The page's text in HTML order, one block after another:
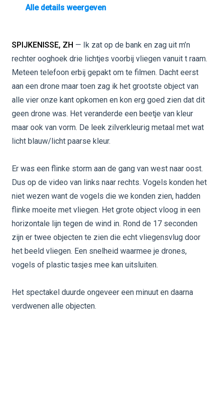
Alle details weergeven
SPIJKENISSE, ZH — Ik zat op de bank en zag uit m’n
rechter ooghoek drie lichtjes voorbij vliegen vanuit t raam.
Meteen telefoon erbij gepakt om te filmen. Dacht eerst
aan een drone maar toen zag ik het grootste object van
alle vier onze kant opkomen en kon erg goed zien dat dit
geen drone was. Het veranderde een beetje van kleur
maar ook van vorm. De leek zilverkleurig metaal met wat
licht blauw/licht paarse kleur.
Er was een flinke storm aan de gang van west naar oost.
Dus op de video van links naar rechts. Vogels konden het
niet wezen want de vogels die we konden zien, hadden
flinke moeite met vliegen. Het grote object vloog in een
horizontale lijn tegen de wind in. Rond de 17 seconden
zijn er twee objecten te zien die echt vliegensvlug door
het beeld vliegen. Een snelheid waarmee je drones,
vogels of plastic tasjes mee kan uitsluiten.
Het spectakel duurde ongeveer een minuut en daarna
verdwenen alle objecten.